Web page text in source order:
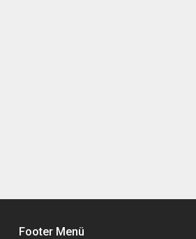
Footer Menü